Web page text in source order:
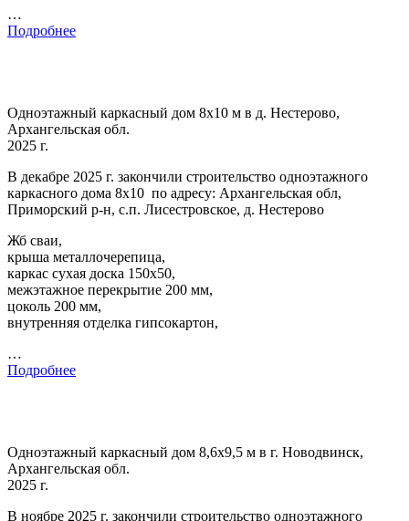
…
Подробнее
Одноэтажный каркасный дом 8х10 м в д. Нестерово,
Архангельская обл.
2025 г.
В декабре 2025 г. закончили строительство одноэтажного
каркасного дома 8х10 по адресу: Архангельская обл,
Приморский р-н, с.п. Лисестровское, д. Нестерово
Жб сваи,
крыша металлочерепица,
каркас сухая доска 150х50,
межэтажное перекрытие 200 мм,
цоколь 200 мм,
внутренняя отделка гипсокартон,
…
Подробнее
Одноэтажный каркасный дом 8,6х9,5 м в г. Новодвинск,
Архангельская обл.
2025 г.
В ноябре 2025 г. закончили строительство одноэтажного